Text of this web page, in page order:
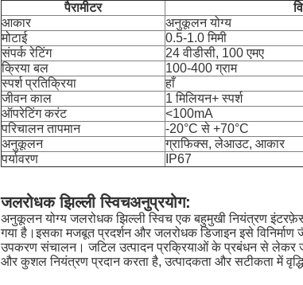
पैरामीटर
आकार
अनुकूलन योग्य
मोटाई
0.5-1.0 मिमी
संपर्क रेटिंग
24 वीडीसी, 100 एमए
क्रिया बल
100-400 ग्राम
स्पर्श प्रतिक्रिया
हाँ
जीवन काल
1 मिलियन+ स्पर्श
ऑपरेटिंग करंट
<100mA
परिचालन तापमान
-20°C से +70°C
अनुकूलन
ग्राफिक्स, लेआउट, आकार
पर्यावरण
IP67
जलरोधक झिल्ली स्विचअनुप्रयोग:
अनुकूलन योग्य जलरोधक झिल्ली स्विच एक बहुमुखी नियंत्रण
गया है।इसका मजबूत प्रदर्शन और जलरोधक डिजाइन इसे विनिर्माण
उपकरण संचालन। जटिल उत्पादन प्रक्रियाओं के प्रबंधन से लेकर
और कुशल नियंत्रण प्रदान करता है, उत्पादकता और सटीकता में